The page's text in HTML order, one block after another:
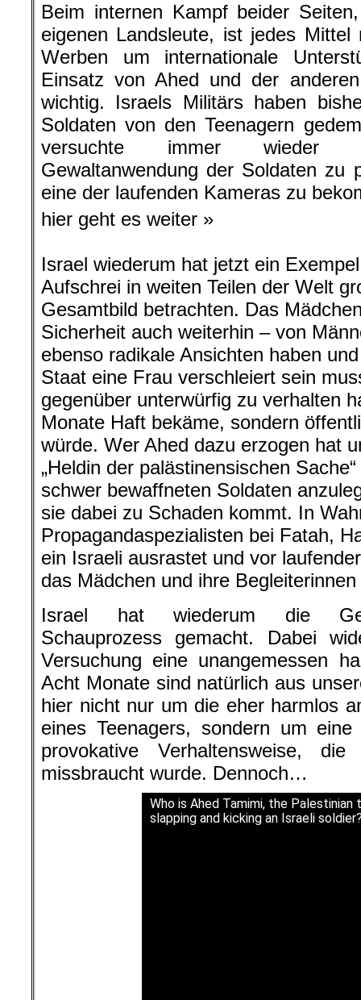
Beim internen Kampf beider
eigenen Landsleute, ist jedes
Werben um internationale
Einsatz von Ahed und der
wichtig. Israels Militärs haben
Soldaten von den Teenagern
versuchte immer wieder
Gewaltanwendung der Soldaten zu
eine der laufenden Kameras zu
hier geht es weiter »
Israel wiederum hat jetzt ein
Aufschrei in weiten Teilen der Welt
Gesamtbild betrachten. Das
Sicherheit auch weiterhin – von
ebenso radikale Ansichten haben
Staat eine Frau verschleiert sein
gegenüber unterwürfig zu verhalten
Monate Haft bekäme, sondern
würde. Wer Ahed dazu erzogen hat
„Heldin der palästinensischen
schwer bewaffneten Soldaten
sie dabei zu Schaden kommt. In
Propagandaspezialisten bei Fatah,
ein Israeli ausrastet und vor
das Mädchen und ihre
Israel hat wiederum die
Schauprozess gemacht. Dabei
Versuchung eine unangemessen
Acht Monate sind natürlich aus
hier nicht nur um die eher harmlos
eines Teenagers, sondern um
provokative Verhaltensweise, die
missbraucht wurde. Dennoch…
Who is Ahed Tamimi, the
slapping and kicking an Israeli